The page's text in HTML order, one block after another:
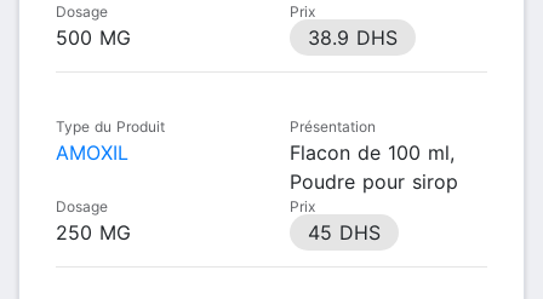
Dosage
500 MG
Prix
38.9 DHS
Type du Produit
AMOXIL
Présentation
Flacon de 100 ml,
Poudre pour sirop
Dosage
250 MG
Prix
45 DHS